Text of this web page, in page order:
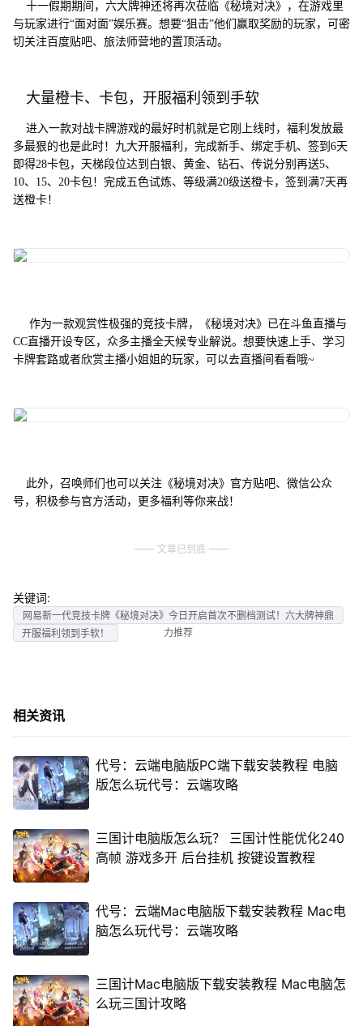
十一假期期间，六大牌神还将再次莅临《秘境对决》，在游戏里
与玩家进行“面对面”娱乐赛。想要“狙击”他们赢取奖励的玩家，可密
切关注百度贴吧、旅法师营地的置顶活动。
大量橙卡、卡包，开服福利领到 手软
进入一款对战卡牌游戏的最好时机就是它刚上线时，福利发放最
多最狠的也是此时！九大开服福利，完成新手、绑定手机、签到6天
即得28卡包，天梯段位达到白银、黄金、钻石、传说分别再送5、
10、15、20卡包！完成五色试炼、等级满20级送橙卡，签到满7天再
送橙卡！
作为一款观赏性极强的竞技卡牌，《秘境对决》已在斗鱼直播与
CC直播开设专区，众多主播全天候专业解说。想要快速上手、学习
卡牌套路或者欣赏主播小姐姐的玩家，可以去直播间看看哦~
此外，召唤师们也可以关注《秘境对决》官方贴吧、微信公众
号，积极参与官方活动，更多福利等你来战！
文章已到底
关键词:
网易新一代竞技卡牌《秘境对决》今日开启首次不删档测试！六大牌神鼎
力推荐
开服福利领到手软！
相关资讯
代号：云端电脑版PC端下载安装教程 电脑
版怎么玩代号：云端攻略
三国计电脑版怎么玩？ 三国计性能优化240
高帧 游戏多开 后台挂机 按键设置教程
代号：云端Mac电脑版下载安装教程 Mac电
脑怎么玩代号：云端攻略
三国计Mac电脑版下载安装教程 Mac电脑怎
么玩三国计攻略